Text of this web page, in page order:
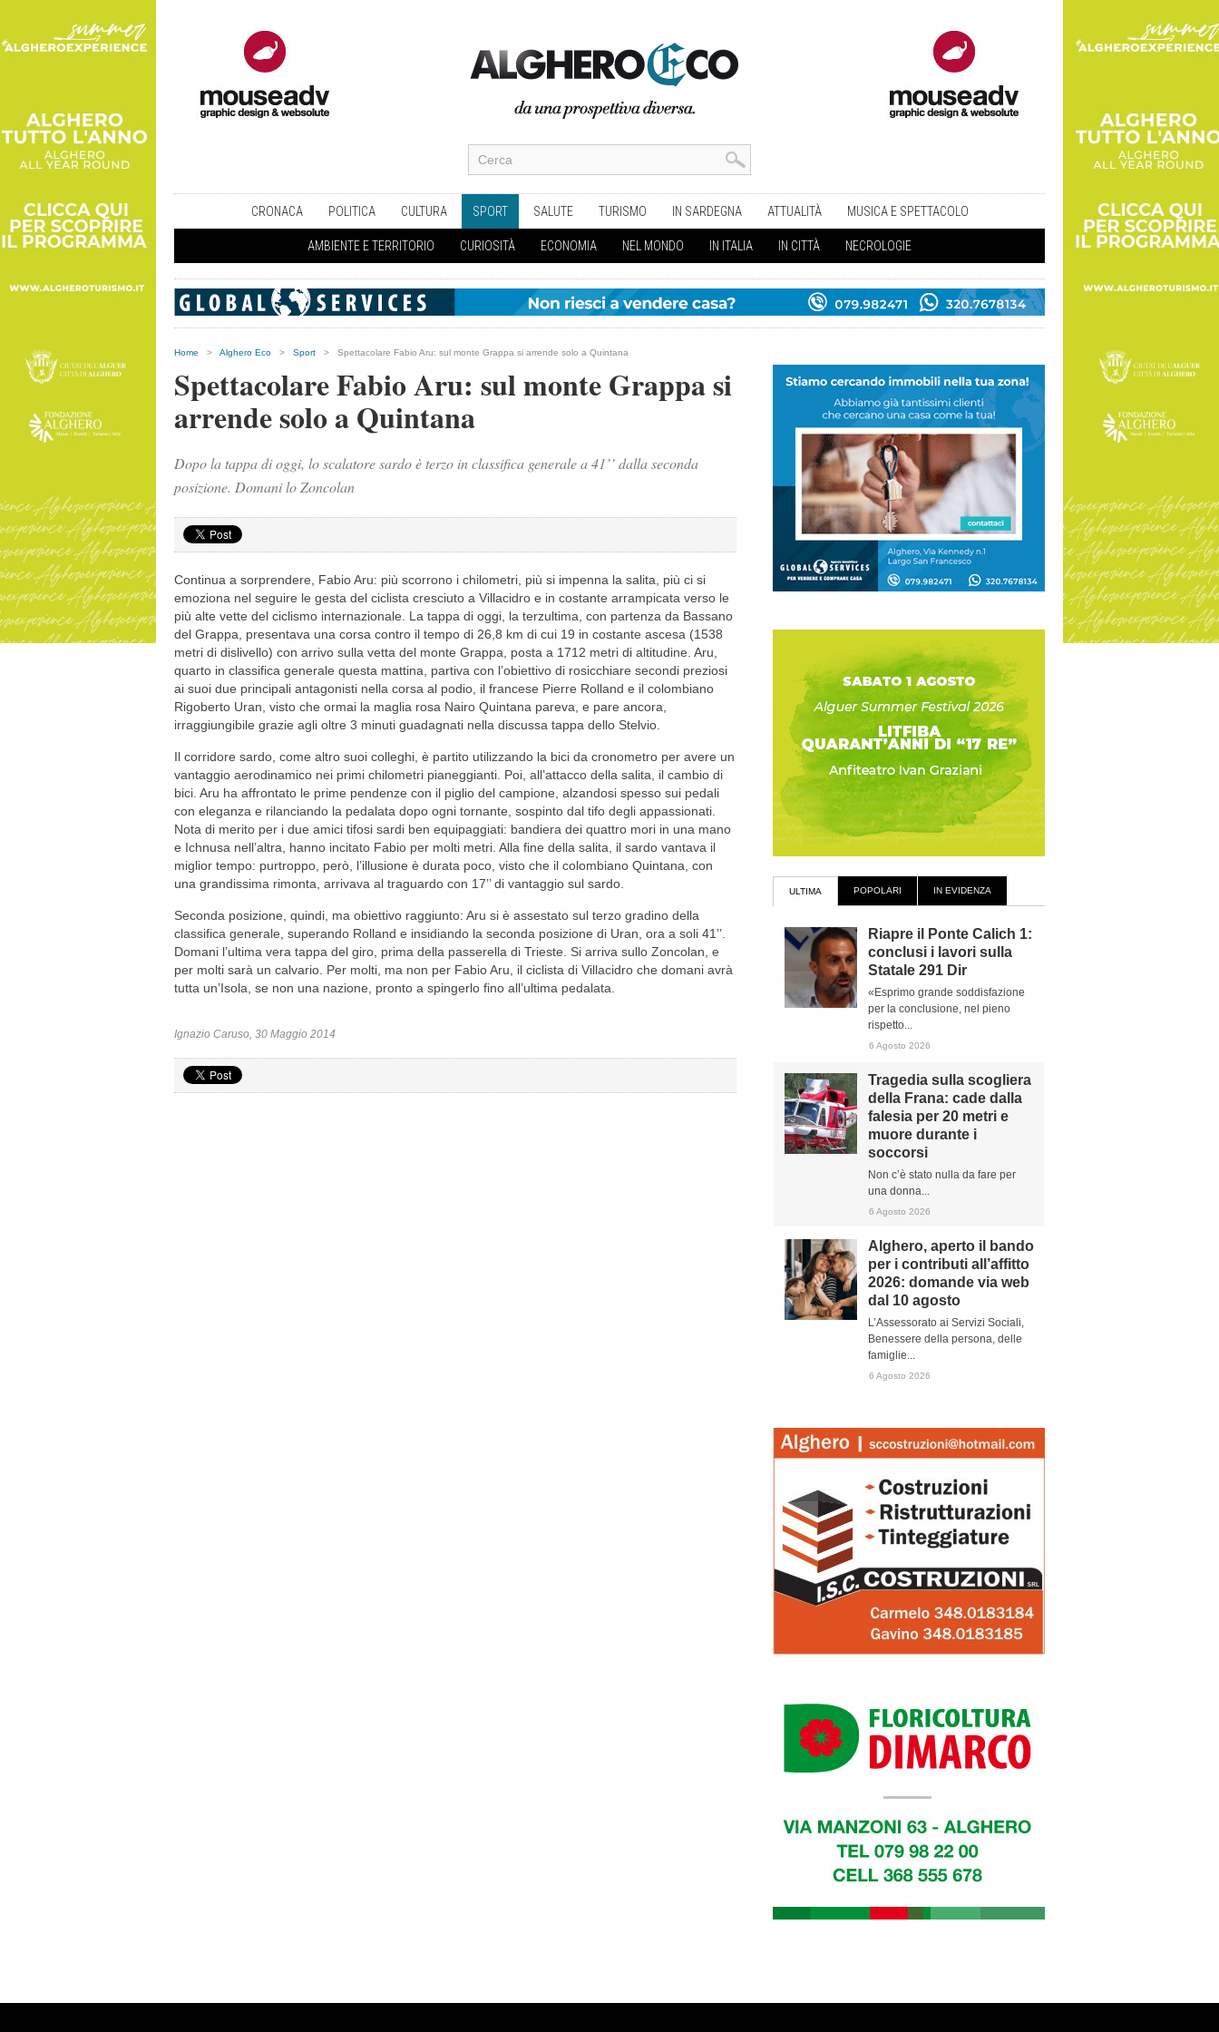
CRONACA POLITICA CULTURA SPORT SALUTE TURISMO IN SARDEGNA ATTUALITÀ MUSICA E SPETTACOLO
AMBIENTE E TERRITORIO CURIOSITÀ ECONOMIA NEL MONDO IN ITALIA IN CITTÀ NECROLOGIE
Home > Alghero Eco > Sport > Spettacolare Fabio Aru: sul monte Grappa si arrende solo a Quintana
Spettacolare Fabio Aru: sul monte Grappa si
arrende solo a Quintana
Dopo la tappa di oggi, lo scalatore sardo è terzo in classifica generale a 41’’ dalla seconda
posizione. Domani lo Zoncolan
Continua a sorprendere, Fabio Aru: più scorrono i chilometri, più si impenna la salita, più ci si
emoziona nel seguire le gesta del ciclista cresciuto a Villacidro e in costante arrampicata verso le
più alte vette del ciclismo internazionale. La tappa di oggi, la terzultima, con partenza da Bassano
del Grappa, presentava una corsa contro il tempo di 26,8 km di cui 19 in costante ascesa (1538
metri di dislivello) con arrivo sulla vetta del monte Grappa, posta a 1712 metri di altitudine. Aru,
quarto in classifica generale questa mattina, partiva con l’obiettivo di rosicchiare secondi preziosi
ai suoi due principali antagonisti nella corsa al podio, il francese Pierre Rolland e il colombiano
Rigoberto Uran, visto che ormai la maglia rosa Nairo Quintana pareva, e pare ancora,
irraggiungibile grazie agli oltre 3 minuti guadagnati nella discussa tappa dello Stelvio.
Il corridore sardo, come altro suoi colleghi, è partito utilizzando la bici da cronometro per avere un
vantaggio aerodinamico nei primi chilometri pianeggianti. Poi, all’attacco della salita, il cambio di
bici. Aru ha affrontato le prime pendenze con il piglio del campione, alzandosi spesso sui pedali
con eleganza e rilanciando la pedalata dopo ogni tornante, sospinto dal tifo degli appassionati.
Nota di merito per i due amici tifosi sardi ben equipaggiati: bandiera dei quattro mori in una mano
e Ichnusa nell’altra, hanno incitato Fabio per molti metri. Alla fine della salita, il sardo vantava il
miglior tempo: purtroppo, però, l’illusione è durata poco, visto che il colombiano Quintana, con
una grandissima rimonta, arrivava al traguardo con 17’’ di vantaggio sul sardo.
Seconda posizione, quindi, ma obiettivo raggiunto: Aru si è assestato sul terzo gradino della
classifica generale, superando Rolland e insidiando la seconda posizione di Uran, ora a soli 41’’.
Domani l’ultima vera tappa del giro, prima della passerella di Trieste. Si arriva sullo Zoncolan, e
per molti sarà un calvario. Per molti, ma non per Fabio Aru, il ciclista di Villacidro che domani avrà
tutta un’Isola, se non una nazione, pronto a spingerlo fino all’ultima pedalata.
Ignazio Caruso, 30 Maggio 2014
ULTIMA POPOLARI IN EVIDENZA
Riapre il Ponte Calich 1:
conclusi i lavori sulla
Statale 291 Dir
«Esprimo grande soddisfazione
per la conclusione, nel pieno
rispetto...
6 Agosto 2026
Tragedia sulla scogliera
della Frana: cade dalla
falesia per 20 metri e
muore durante i
soccorsi
Non c’è stato nulla da fare per
una donna...
6 Agosto 2026
Alghero, aperto il bando
per i contributi all’affitto
2026: domande via web
dal 10 agosto
L’Assessorato ai Servizi Sociali,
Benessere della persona, delle
famiglie...
6 Agosto 2026